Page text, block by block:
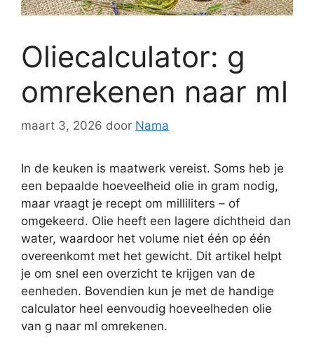
Oliecalculator: g
omrekenen naar ml
maart 3, 2026 door Nama
In de keuken is maatwerk vereist. Soms heb je
een bepaalde hoeveelheid olie in gram nodig,
maar vraagt je recept om milliliters – of
omgekeerd. Olie heeft een lagere dichtheid dan
water, waardoor het volume niet één op één
overeenkomt met het gewicht. Dit artikel helpt
je om snel een overzicht te krijgen van de
eenheden. Bovendien kun je met de handige
calculator heel eenvoudig hoeveelheden olie
van g naar ml omrekenen.